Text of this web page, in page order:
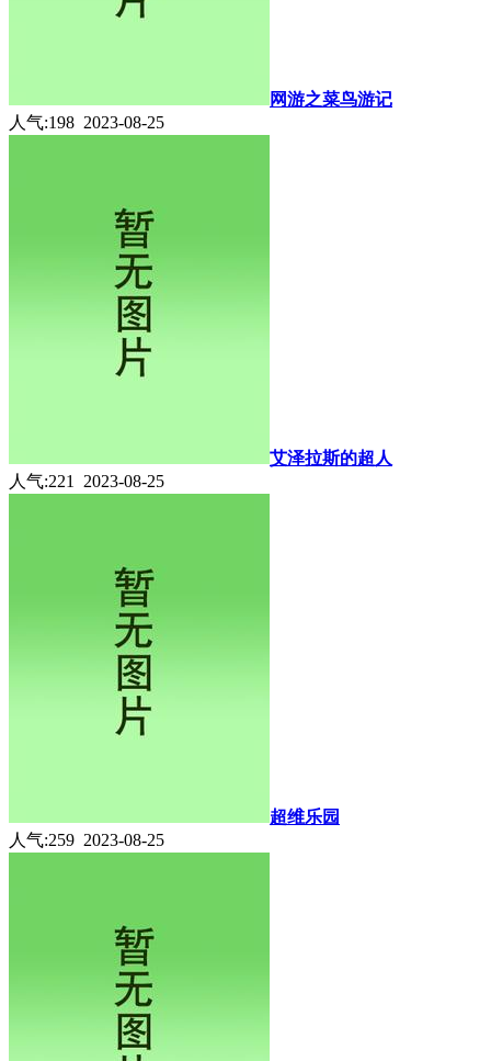
网游之菜鸟游记
人气:198 2023-08-25
艾泽拉斯的超人
人气:221 2023-08-25
超维乐园
人气:259 2023-08-25